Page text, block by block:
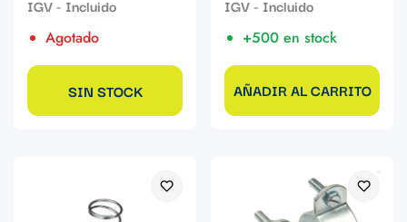
Agotado
SIN STOCK
+500 en stock
AÑADIR AL CARRITO